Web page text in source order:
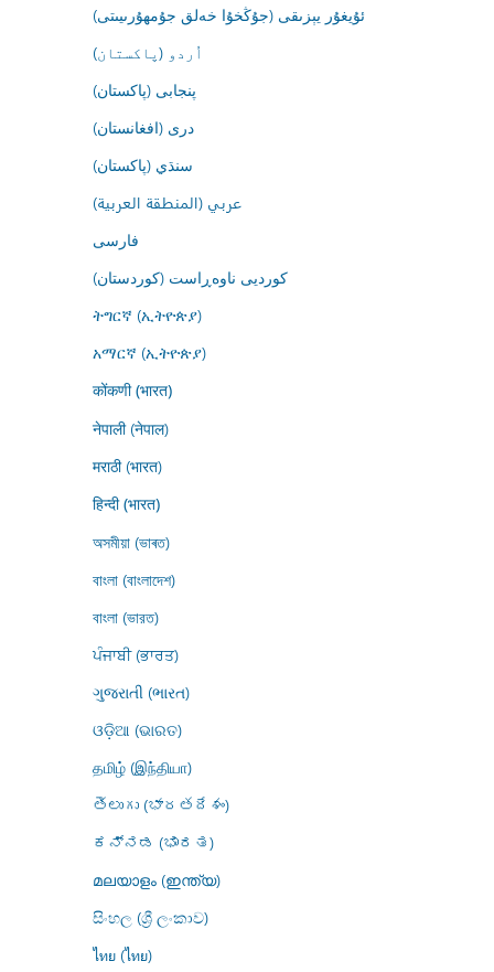
ئۇيغۇر يېزىقى (جۇڭخۇا خەلق جۇمھۇرىيىتى)
اُردو (پاکستان)
پنجابی (پاکستان)
درى (افغانستان)
سنڌي (پاکستان)
عربي (المنطقة العربية)
فارسى
کوردیی ناوەڕاست (کوردستان)
ትግርኛ (ኢትዮጵያ)
አማርኛ (ኢትዮጵያ)
कोंकणी (भारत)
नेपाली (नेपाल)
मराठी (भारत)
हिन्दी (भारत)
অসমীয়া (ভাৰত)
বাংলা (বাংলাদেশ)
বাংলা (ভারত)
ਪੰਜਾਬੀ (ਭਾਰਤ)
ગુજરાતી (ભારત)
ଓଡ଼ିଆ (ଭାରତ)
தமிழ் (இந்தியா)
తెలుగు (భారతదేశం)
ಕನ್ನಡ (ಭಾರತ)
മലയാളം (ഇന്ത്യ)
සිංහල (ශ්‍රී ලංකාව)
ไทย (ไทย)